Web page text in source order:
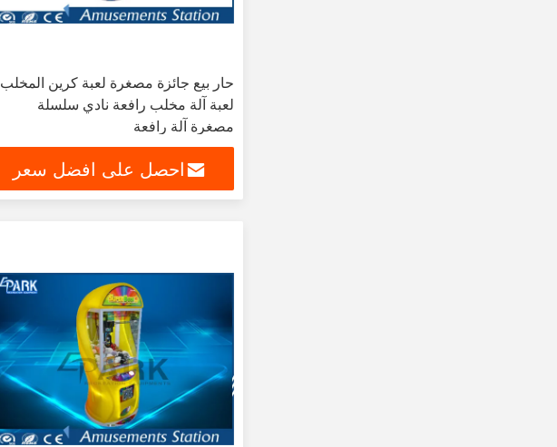
حار بيع جائزة مصغرة لعبة كرين المخلب
لعبة آلة مخلب رافعة نادي سلسلة
مصغرة آلة رافعة
احصل على افضل سعر